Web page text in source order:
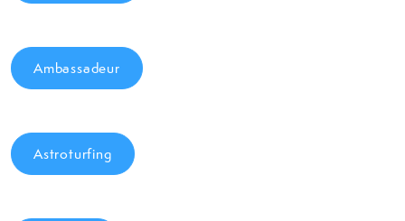
Ambassadeur
Astroturfing